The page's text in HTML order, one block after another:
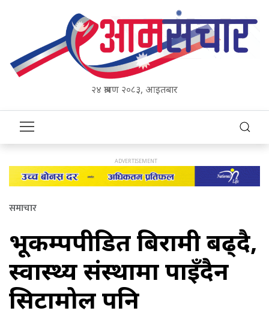
२४ श्रावण २०८३, आइतबार
समाचार
भूकम्पपीडित बिरामी बढ्दै,
स्वास्थ्य संस्थामा पाइँदैन
सिटामोल पनि